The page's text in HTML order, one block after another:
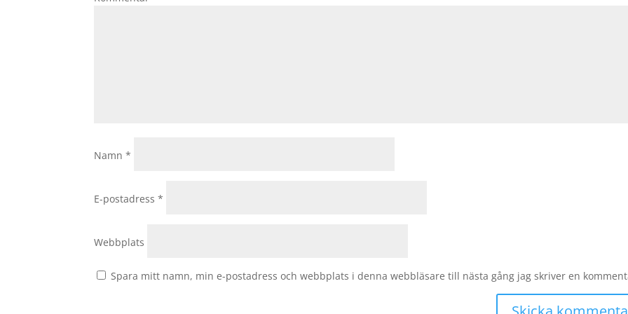
Namn*
E-postadress*
Webbplats
Spara mitt namn, min e-postadress och webbplats i denna webbläsare till nästa gång jag skriver en